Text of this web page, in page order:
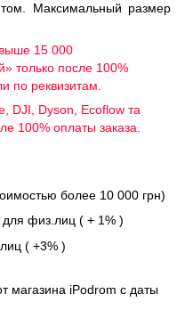
Максимальный размер
15 000
только после 100%
по реквизитам.
DJI, Dyson, Ecoflow та
100% оплаты заказа.
более 10 000 грн)
физ.лиц ( + 1% )
( +3% )
магазина iPodrom с даты